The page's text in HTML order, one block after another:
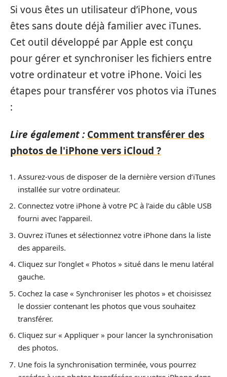
Si vous êtes un utilisateur d’iPhone, vous
êtes sans doute déjà familier avec iTunes.
Cet outil développé par Apple est conçu
pour gérer et synchroniser les fichiers entre
votre ordinateur et votre iPhone. Voici les
étapes pour transférer vos photos via iTunes
:
Lire également : Comment transférer des
photos de l'iPhone vers iCloud ?
Assurez-vous de disposer de la dernière version d’iTunes
installée sur votre ordinateur.
Connectez votre iPhone à votre PC à l’aide du câble USB
fourni avec l’appareil.
Ouvrez iTunes et sélectionnez votre iPhone dans la liste
des appareils.
Cliquez sur l’onglet « Photos » situé dans le menu latéral
gauche.
Cochez la case « Synchroniser les photos » et choisissez
le dossier contenant les photos que vous souhaitez
transférer.
Cliquez sur « Appliquer » pour lancer la synchronisation
des photos.
Une fois la synchronisation terminée, vous pourrez